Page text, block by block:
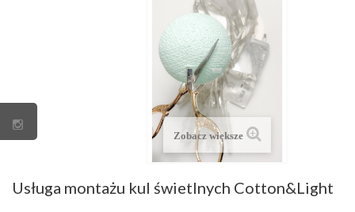
Zobacz większe
Usługa montażu kul świetlnych Cotton&Light